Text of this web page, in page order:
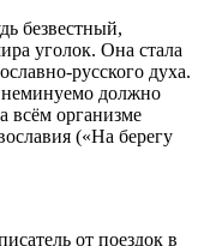
безвестный,
уголок. Она стала
русского духа.
должно
всём организме
(«На берегу
от поездок в